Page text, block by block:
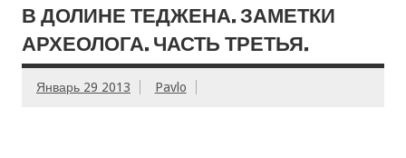
В ДОЛИНЕ ТЕДЖЕНА. ЗАМЕТКИ
АРХЕОЛОГА. ЧАСТЬ ТРЕТЬЯ.
Январь 29 2013 Pavlo